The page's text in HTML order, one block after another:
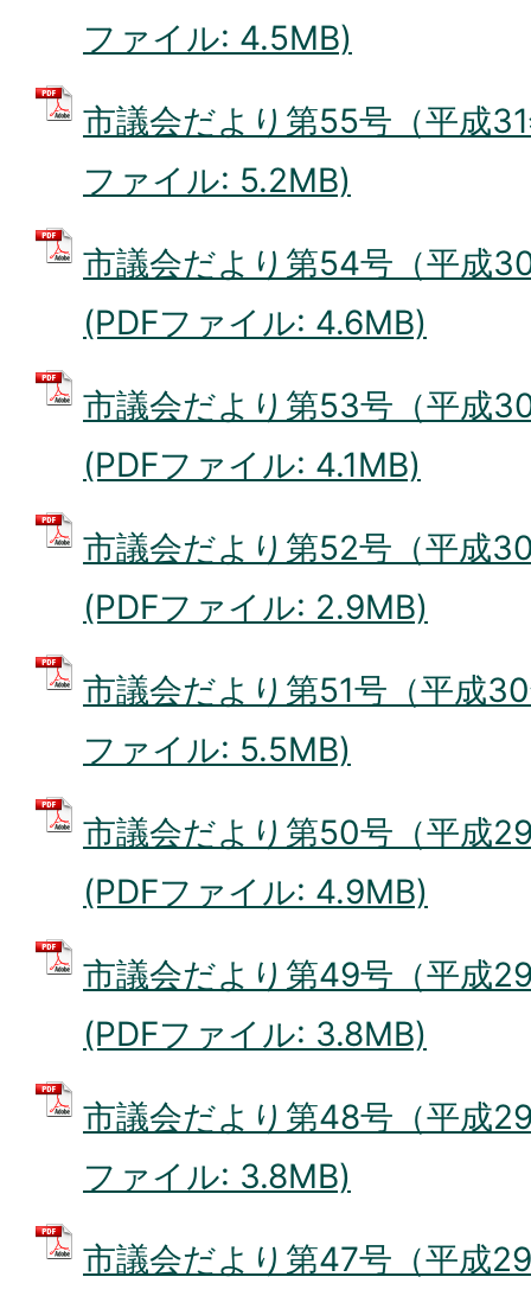
ファイル: 4.5MB)
市議会だより第55号（平成
ファイル: 5.2MB)
市議会だより第54号（平成
(PDFファイル: 4.6MB)
市議会だより第53号（平成
(PDFファイル: 4.1MB)
市議会だより第52号（平成
(PDFファイル: 2.9MB)
市議会だより第51号（平成
ファイル: 5.5MB)
市議会だより第50号（平成
(PDFファイル: 4.9MB)
市議会だより第49号（平成
(PDFファイル: 3.8MB)
市議会だより第48号（平成
ファイル: 3.8MB)
市議会だより第47号（平成